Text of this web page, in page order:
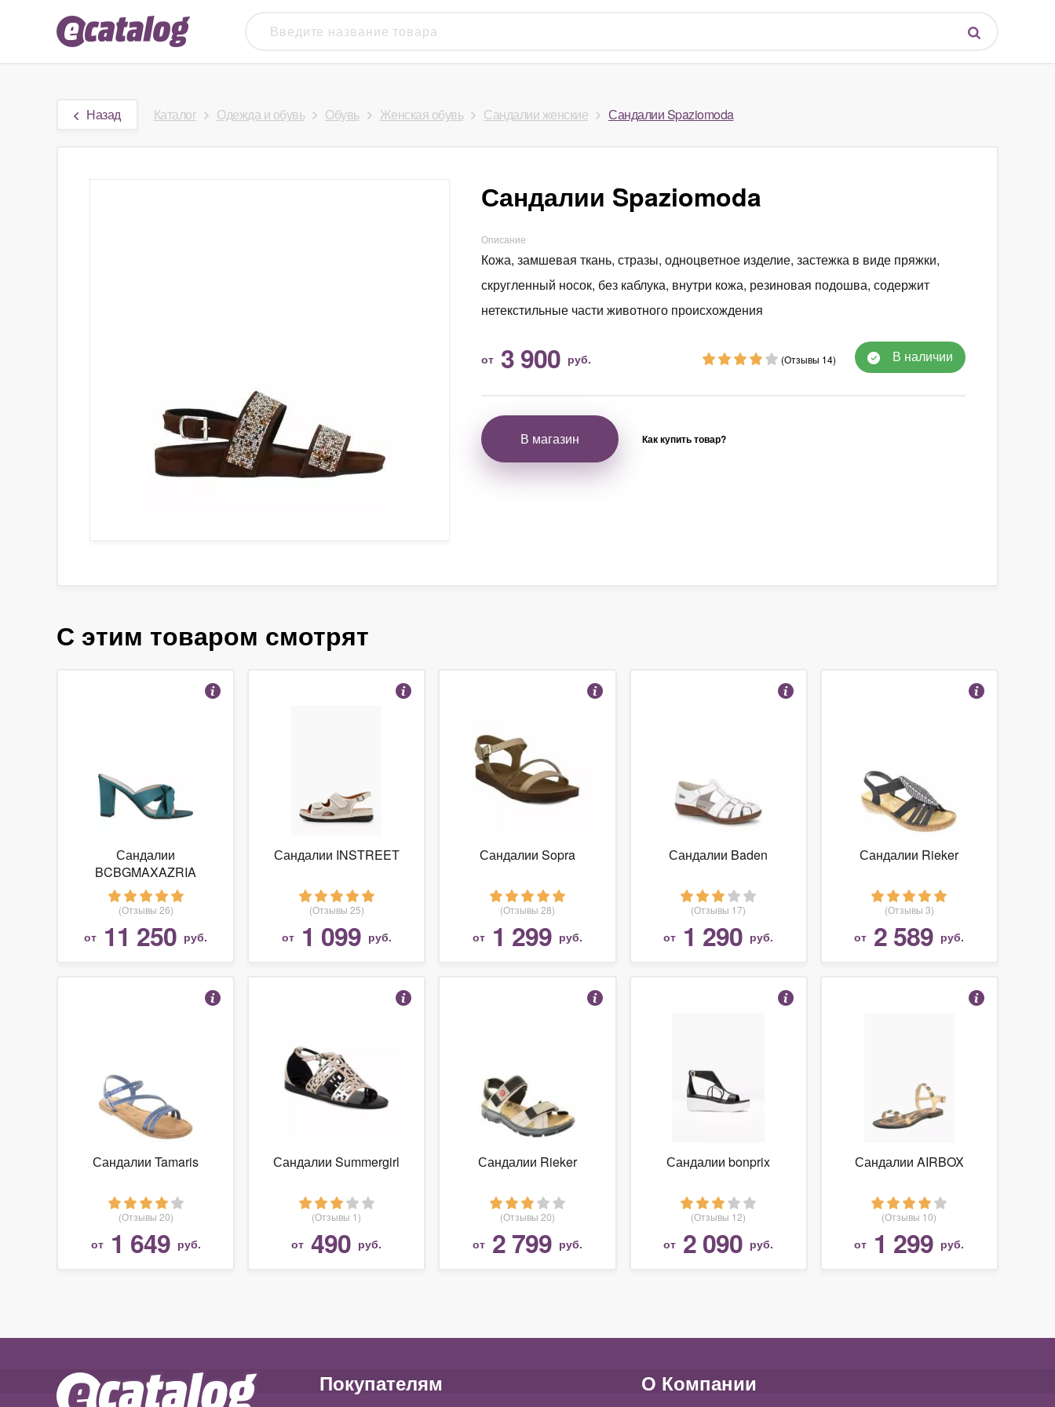
Назад Каталог Одежда и обувь Обувь Женская обувь Сандалии женские Сандалии Spaziomoda
Сандалии Spaziomoda
Описание
Кожа, замшевая ткань, стразы, одноцветное изделие, застежка в виде пряжки,
скругленный носок, без каблука, внутри кожа, резиновая подошва, содержит
нетекстильные части животного происхождения
от 3 900 руб. (Отзывы 14) В наличии
В магазин Как купить товар?
С этим товаром смотрят
Сандалии
BCBGMAXAZRIA
(Отзывы 26)
от 11 250 руб.
Сандалии INSTREET
(Отзывы 25)
от 1 099 руб.
Сандалии Sopra
(Отзывы 28)
от 1 299 руб.
Сандалии Baden
(Отзывы 17)
от 1 290 руб.
Сандалии Rieker
(Отзывы 3)
от 2 589 руб.
Сандалии Tamaris
(Отзывы 20)
от 1 649 руб.
Сандалии Summergirl
(Отзывы 1)
от 490 руб.
Сандалии Rieker
(Отзывы 20)
от 2 799 руб.
Сандалии bonprix
(Отзывы 12)
от 2 090 руб.
Сандалии AIRBOX
(Отзывы 10)
от 1 299 руб.
Покупателям О Компании